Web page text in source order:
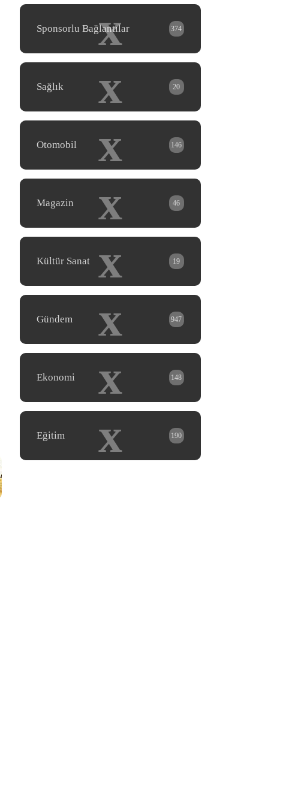
x
Sponsorlu Bağlantılar 374
x
Sağlık 20
x
Otomobil 146
x
Magazin 46
x
Kültür Sanat 19
x
Gündem 947
x
Ekonomi 148
x
Eğitim 190